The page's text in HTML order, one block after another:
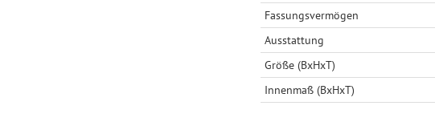
Fassungsvermögen
Ausstattung
Größe (BxHxT)
Innenmaß (BxHxT)